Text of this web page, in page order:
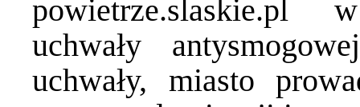
powietrze.slaskie.pl
uchwały
uchwały, miasto